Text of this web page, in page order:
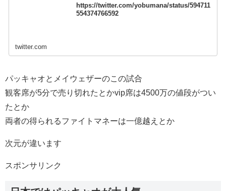
https://twitter.com/yobumana/status/594711
554374766592
twitter.com
パッキャオとメイウェザーのこの試合
観客席が5分で売り切れたとかvip席は4500万の値段がつい
たとか
両者の得られるファイトマネーは一億越えとか
次元が違います
スポンサリンク